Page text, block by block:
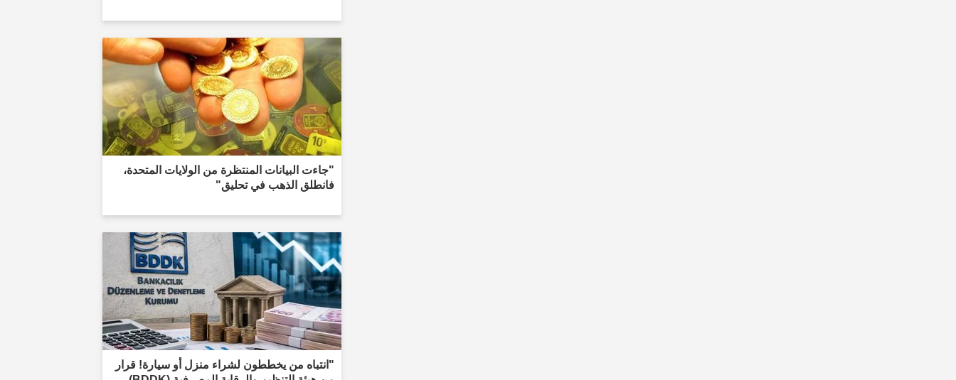
"جاءت البيانات المنتظرة من الولايات المتحدة،
فانطلق الذهب في تحليق"
"انتباه من يخططون لشراء منزل أو سيارة! قرار